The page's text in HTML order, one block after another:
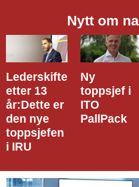
Nytt om
Ny
toppsjef i
ITO
PallPack
Hege
Lindberg
til
Customs